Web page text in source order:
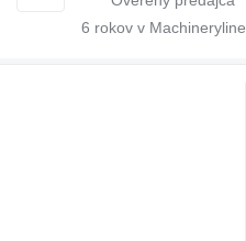
6 rokov v Machineryline